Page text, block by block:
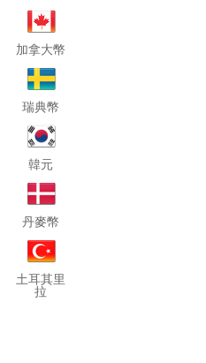
加拿大幣
瑞典幣
韓元
丹麥幣
土耳其里
拉